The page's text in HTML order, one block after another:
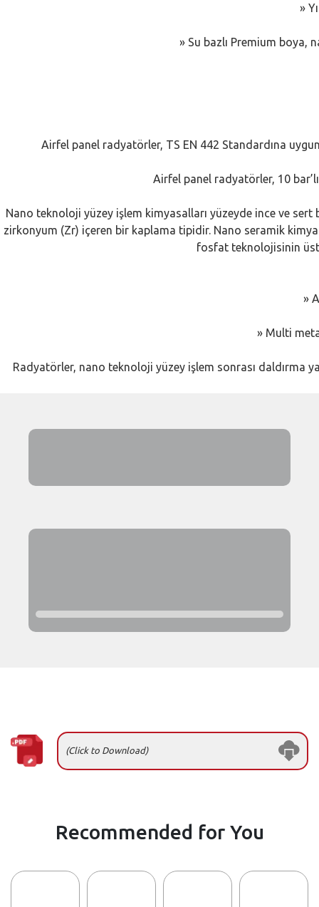
»
» Su bazlı Premium
Airfel panel radyatörler, TS EN 442 Standardına
Airfel panel radyatörler, 10
Nano teknoloji yüzey işlem kimyasalları yüzeyde ince ve
zirkonyum (Zr) içeren bir kaplama tipidir. Nano seramik
fosfat teknolojisinin
»
» Multi
Radyatörler, nano teknoloji yüzey işlem sonrası daldırma
(Click to Download)
Recommended for You